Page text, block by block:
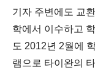
기자 주변에도 교
학에서 이수하고
도 2012년 2월에
램으로 타이완의